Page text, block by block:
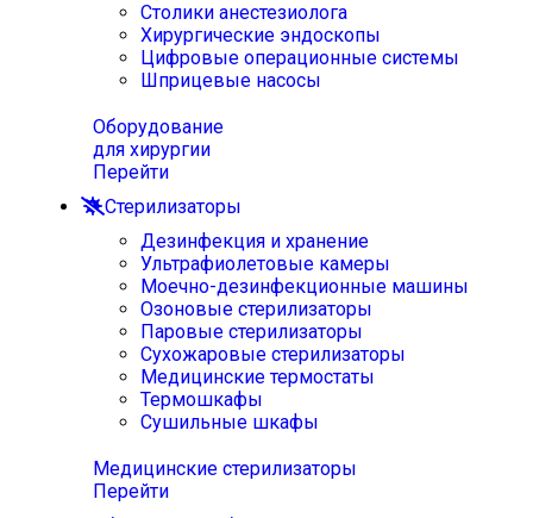
Столики анестезиолога
Хирургические эндоскопы
Цифровые операционные системы
Шприцевые насосы
Оборудование
для хирургии
Перейти
Стерилизаторы
Дезинфекция и хранение
Ультрафиолетовые камеры
Моечно-дезинфекционные машины
Озоновые стерилизаторы
Паровые стерилизаторы
Сухожаровые стерилизаторы
Медицинские термостаты
Термошкафы
Сушильные шкафы
Медицинские стерилизаторы
Перейти